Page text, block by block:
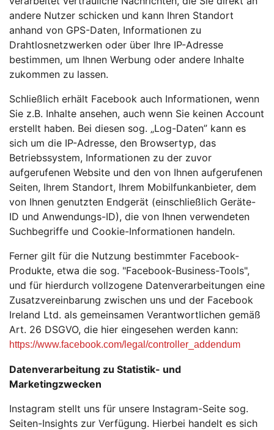
andere Nutzer schicken und kann Ihren Standort
anhand von GPS-Daten, Informationen zu
Drahtlosnetzwerken oder über Ihre IP-Adresse
bestimmen, um Ihnen Werbung oder andere Inhalte
zukommen zu lassen.
Schließlich erhält Facebook auch Informationen, wenn
Sie z.B. Inhalte ansehen, auch wenn Sie keinen Account
erstellt haben. Bei diesen sog. „Log-Daten” kann es
sich um die IP-Adresse, den Browsertyp, das
Betriebssystem, Informationen zu der zuvor
aufgerufenen Website und den von Ihnen aufgerufenen
Seiten, Ihrem Standort, Ihrem Mobilfunkanbieter, dem
von Ihnen genutzten Endgerät (einschließlich Geräte-
ID und Anwendungs-ID), die von Ihnen verwendeten
Suchbegriffe und Cookie-Informationen handeln.
Ferner gilt für die Nutzung bestimmter Facebook-
Produkte, etwa die sog. "Facebook-Business-Tools",
und für hierdurch vollzogene Datenverarbeitungen eine
Zusatzvereinbarung zwischen uns und der Facebook
Ireland Ltd. als gemeinsamen Verantwortlichen gemäß
Art. 26 DSGVO, die hier eingesehen werden kann:
https://www.facebook.com/legal/controller_addendum
Datenverarbeitung zu Statistik- und
Marketingzwecken
Instagram stellt uns für unsere Instagram-Seite sog.
Seiten-Insights zur Verfügung. Hierbei handelt es sich